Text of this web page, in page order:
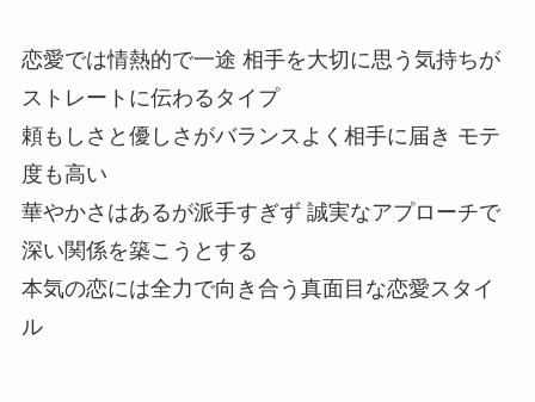
恋愛では情熱的で一途 相手を大切に思う気持ちが
ストレートに伝わるタイプ
頼もしさと優しさがバランスよく相手に届き モテ
度も高い
華やかさはあるが派手すぎず 誠実なアプローチで
深い関係を築こうとする
本気の恋には全力で向き合う真面目な恋愛スタイ
ル